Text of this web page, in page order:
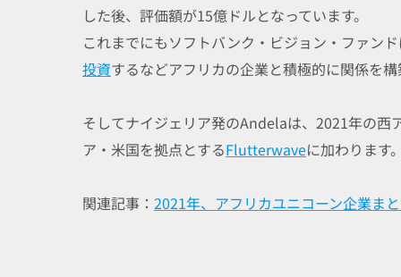
した後、評価額が15億ドルとなっています。
これまでにもソフトバンク・ビジョン・ファン
投資するなどアフリカの企業と積極的に関係を
そしてナイジェリア発のAndelaは、2021年の西
ア・米国を拠点とするFlutterwaveに加わります
関連記事： 2021年、アフリカユニコーン企業ま